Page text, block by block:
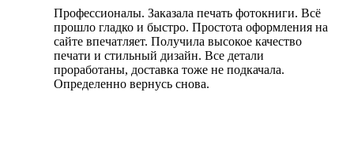
Профессионалы. Заказала печать фотокниги. Всё
прошло гладко и быстро. Простота оформления на
сайте впечатляет. Получила высокое качество
печати и стильный дизайн. Все детали
проработаны, доставка тоже не подкачала.
Определенно вернусь снова.